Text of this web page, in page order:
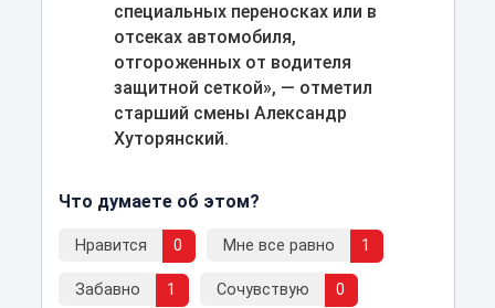
специальных переносках или в
отсеках автомобиля,
отгороженных от водителя
защитной сеткой», — отметил
старший смены Александр
Хуторянский.
Что думаете об этом?
Нравится 0 Мне все равно 1
Забавно 1 Сочувствую 0